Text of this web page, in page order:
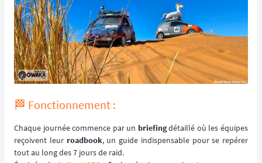
🏁 Fonctionnement :
Chaque journée commence par un briefingdétaillé où les équipes
reçoivent leur roadbook, un guide indispensable pour se repérer
tout au long des 7 jours de raid.